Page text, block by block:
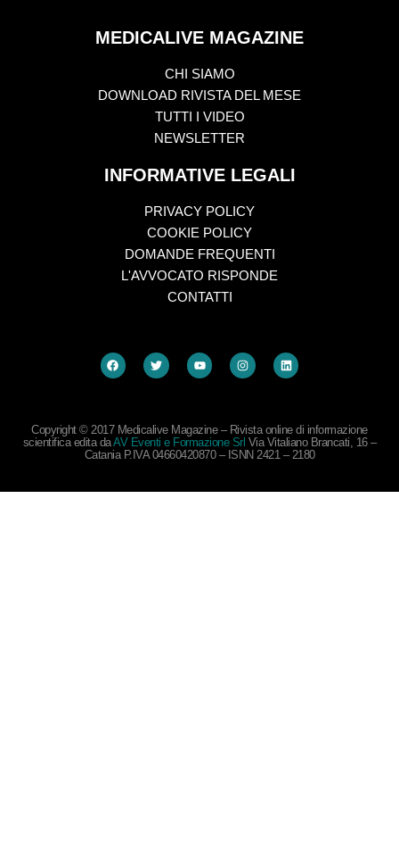
MEDICALIVE MAGAZINE
CHI SIAMO
DOWNLOAD RIVISTA DEL MESE
TUTTI I VIDEO
NEWSLETTER
INFORMATIVE LEGALI
PRIVACY POLICY
COOKIE POLICY
DOMANDE FREQUENTI
L'AVVOCATO RISPONDE
CONTATTI
Copyright © 2017 Medicalive Magazine – Rivista online di informazione
scientifica edita daAV Eventi e Formazione Srl Via Vitaliano Brancati, 16 –
Catania P.IVA 04660420870 – ISNN 2421 – 2180